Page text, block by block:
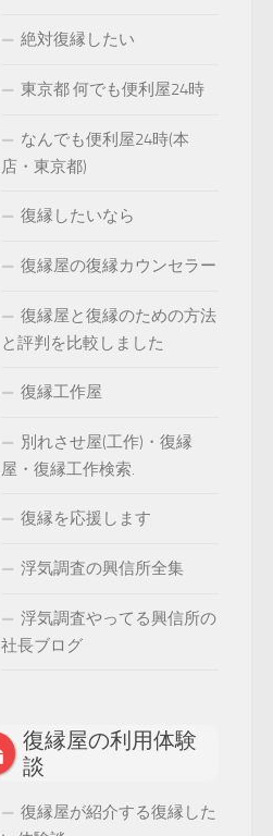
絶対復縁したい
東京都 何でも便利屋24時
なんでも便利屋24時(本
店・東京都)
復縁したいなら
復縁屋の復縁カウンセラー
復縁屋と復縁のための方法
と評判を比較しました
復縁工作屋
別れさせ屋(工作)・復縁
屋・復縁工作検索.
復縁を応援します
浮気調査の興信所全集
浮気調査やってる興信所の
社長ブログ
復縁屋の利用体験
談
復縁屋が紹介する復縁した